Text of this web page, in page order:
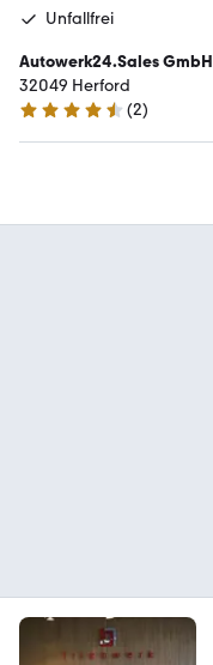
Unfallfrei
Autowerk24.Sales GmbH
32049 Herford
4.3 Sterne
(2)